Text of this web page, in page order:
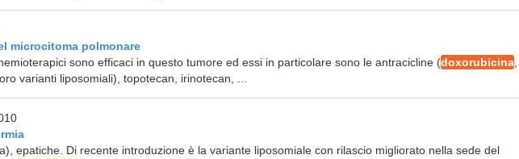
microcitoma polmonare
sono efficaci in questo tumore ed essi in particolare sono le antracicline (doxorubicina
varianti liposomiali), topotecan, irinotecan, ...
epatiche. Di recente introduzione è la variante liposomiale con rilascio migliorato nella sede del